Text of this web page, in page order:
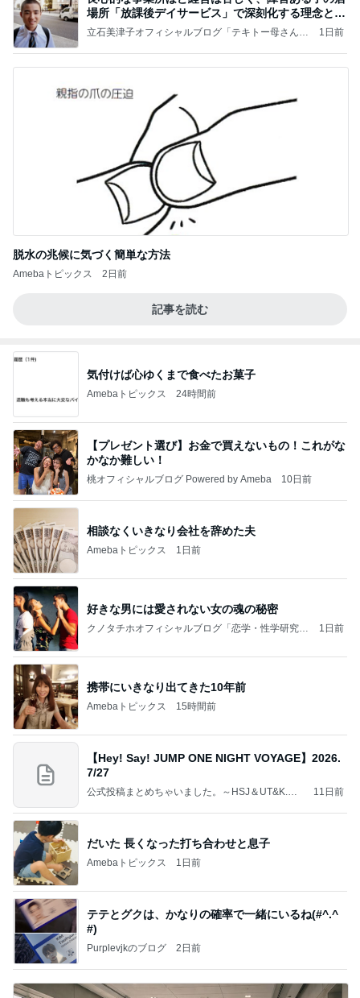
場所「放課後デイサービス」で深刻化する理念と現
実の
立石美津子オフィシャルブログ「テキトー母さんの
1日前
脱水の兆候に気づく簡単な方法
Amebaトピックス 2日前
記事を読む
気付けば心ゆくまで食べたお菓子
Amebaトピックス 24時間前
【プレゼント選び】お金で買えないもの！これがな
かなか難しい！
桃オフィシャルブログ Powered by Ameba 10日前
相談なくいきなり会社を辞めた夫
Amebaトピックス 1日前
好きな男には愛されない女の魂の秘密
クノタチホオフィシャルブログ「恋学・性学研究
1日前
携帯にいきなり出てきた10年前
Amebaトピックス 15時間前
【Hey! Say! JUMP ONE NIGHT VOYAGE】2026.
7/27
公式投稿まとめちゃいました。～HSJ＆UT&K.O.
11日前
だいた 長くなった打ち合わせと息子
Amebaトピックス 1日前
テテとグクは、かなりの確率で一緒にいるね(#^.^
#)
Purplevjkのブログ 2日前